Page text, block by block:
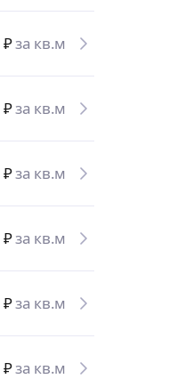
₽за кв.м
₽за кв.м
₽за кв.м
₽за кв.м
₽за кв.м
₽за кв.м